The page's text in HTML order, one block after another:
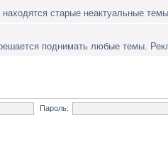
находятся старые неактуальные
поднимать любые темы.
Пароль: